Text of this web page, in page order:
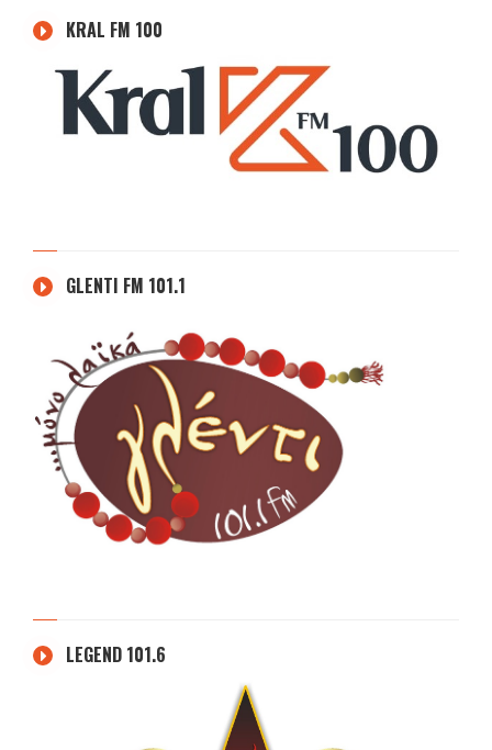
KRAL FM 100
GLENTI FM 101.1
LEGEND 101.6